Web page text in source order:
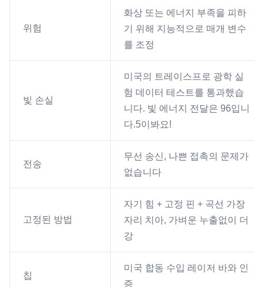
위험
화상 또는 에너지 부족을 피하
기 위해 지능적으로 매개 변수
를 조정
빛 손실
미국의 트레이스프로 광학 실
험 데이터 테스트를 통과했습
니다. 빛 에너지 전달은 96입니
다.5이봐요!
전송
무선 송신, 나쁜 접촉의 문제가
없습니다
고정된 방법
자기 힘 + 고정 핀 + 곡선 가장
자리 치아, 가벼운 누출없이 더
강
칩
미국 합동 수입 레이저 바와 인
증